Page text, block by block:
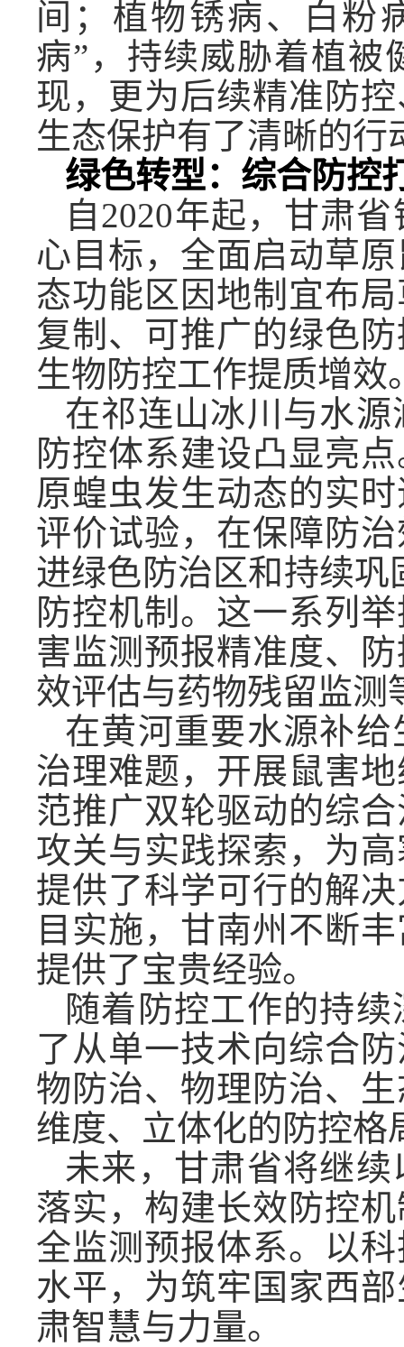
间；植物锈病、白粉
病”，持续威胁着植被
现，更为后续精准防
生态保护有了清晰的行
绿色转型：综合防控
自2020年起，甘肃
心目标，全面启动草
态功能区因地制宜布
复制、可推广的绿色
生物防控工作提质增效
在祁连山冰川与水
防控体系建设凸显亮
原蝗虫发生动态的实
评价试验，在保障防
进绿色防治区和持续巩
防控机制。这一系列
害监测预报精准度、
效评估与药物残留监测
在黄河重要水源补
治理难题，开展鼠害
范推广双轮驱动的综
攻关与实践探索，为
提供了科学可行的解
目实施，甘南州不断
提供了宝贵经验。
随着防控工作的持
了从单一技术向综合
物防治、物理防治、
维度、立体化的防控格
未来，甘肃省将继
落实，构建长效防控
全监测预报体系。以
水平，为筑牢国家西
肃智慧与力量。